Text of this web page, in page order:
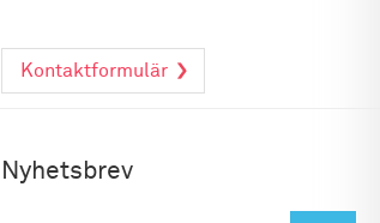
Kontaktformulär
Nyhetsbrev